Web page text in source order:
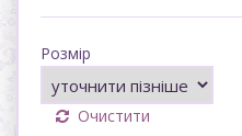
Розмір
Очистити